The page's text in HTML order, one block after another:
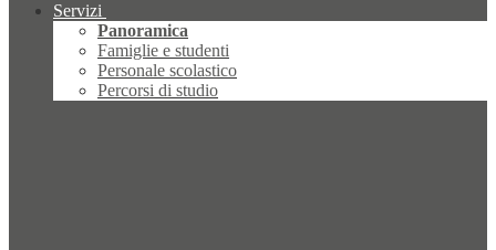
Servizi
Panoramica
Famiglie e studenti
Personale scolastico
Percorsi di studio